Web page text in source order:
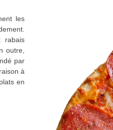
les
rabais
outre,
par
à
en